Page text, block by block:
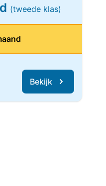
(tweede klas)
Bekijk